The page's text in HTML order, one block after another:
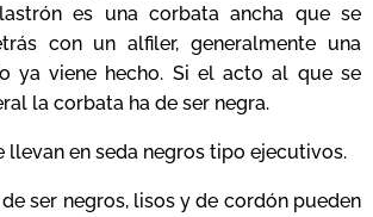
es una corbata ancha que se
con un alfiler, generalmente una
ya viene hecho. Si el acto al que se
la corbata ha de ser negra.
llevan en seda negros tipo ejecutivos.
ser negros, lisos y de cordón pueden